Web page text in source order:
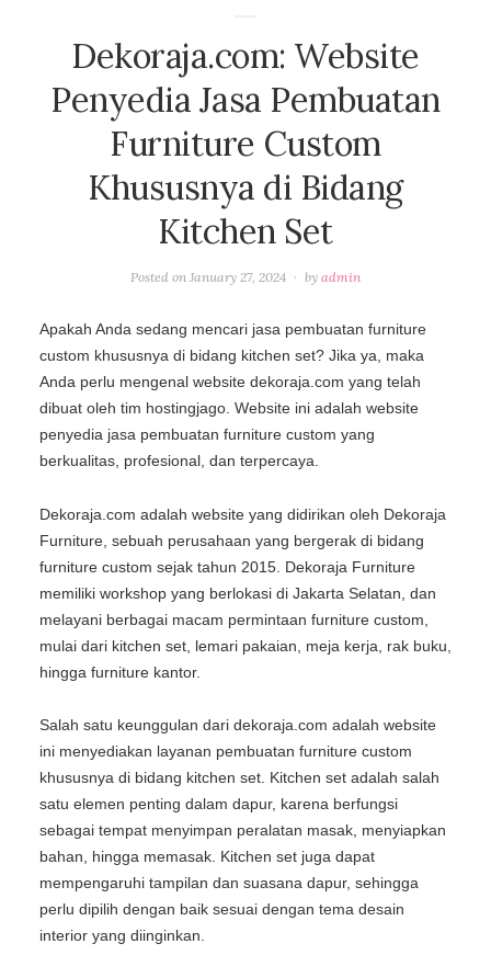
Dekoraja.com: Website
Penyedia Jasa Pembuatan
Furniture Custom
Khususnya di Bidang
Kitchen Set
Posted onJanuary 27, 2024 by admin
Apakah Anda sedang mencari jasa pembuatan furniture
custom khususnya di bidang kitchen set? Jika ya, maka
Anda perlu mengenal website dekoraja.com yang telah
dibuat oleh tim hostingjago. Website ini adalah website
penyedia jasa pembuatan furniture custom yang
berkualitas, profesional, dan terpercaya.
Dekoraja.com adalah website yang didirikan oleh Dekoraja
Furniture, sebuah perusahaan yang bergerak di bidang
furniture custom sejak tahun 2015. Dekoraja Furniture
memiliki workshop yang berlokasi di Jakarta Selatan, dan
melayani berbagai macam permintaan furniture custom,
mulai dari kitchen set, lemari pakaian, meja kerja, rak buku,
hingga furniture kantor.
Salah satu keunggulan dari dekoraja.com adalah website
ini menyediakan layanan pembuatan furniture custom
khususnya di bidang kitchen set. Kitchen set adalah salah
satu elemen penting dalam dapur, karena berfungsi
sebagai tempat menyimpan peralatan masak, menyiapkan
bahan, hingga memasak. Kitchen set juga dapat
mempengaruhi tampilan dan suasana dapur, sehingga
perlu dipilih dengan baik sesuai dengan tema desain
interior yang diinginkan.